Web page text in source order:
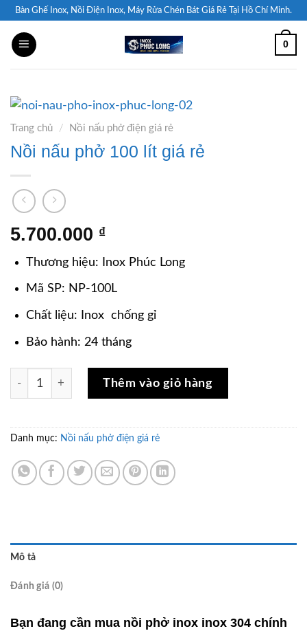
Skip
content
Bàn Ghế Inox, Nồi Điện Inox, Máy Rửa Chén Bát Giá Rẻ Tại Hồ Chí Minh.
0
Trang chủ / Nồi nấu phở điện giá rẻ
Nồi nấu phở 100 lít giá rẻ
5.700.000 ₫
Thương hiệu: Inox Phúc Long
Mã SP: NP-100L
Chất liệu: Inox chống gỉ
Bảo hành: 24 tháng
Nồi nấu phở 100 lít giá rẻ số lượng
Thêm vào giỏ hàng
Danh mục: Nồi nấu phở điện giá rẻ
Mô tả
Đánh giá (0)
Bạn đang cần mua nồi phở inox inox 304 chính